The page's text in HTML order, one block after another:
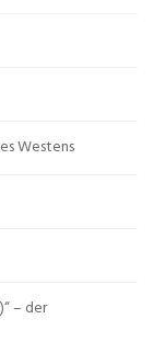
Westens
– der